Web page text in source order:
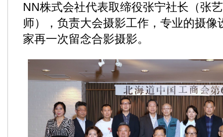
NN株式会社代表取缔役张宁社长（张
师），负责大会摄影工作，专业的摄像
家再一次留念合影摄影。